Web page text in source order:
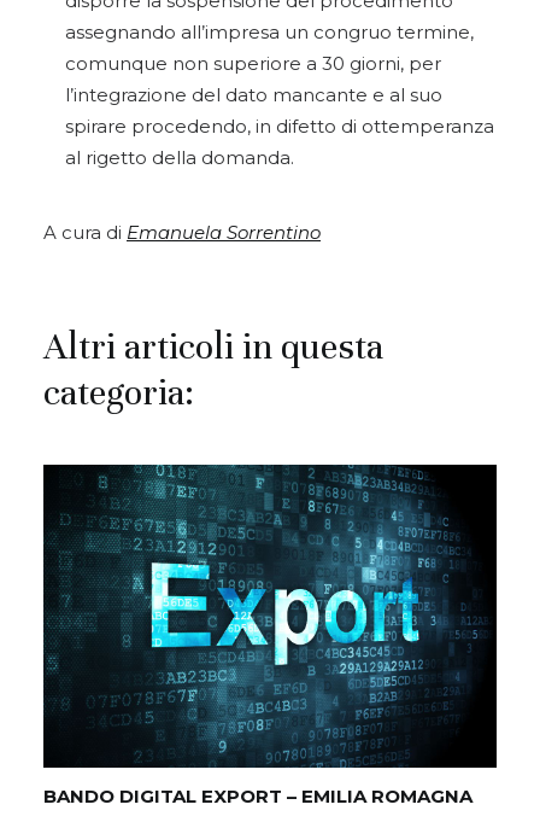
assegnando all’impresa un congruo termine,
comunque non superiore a 30 giorni, per
l’integrazione del dato mancante e al suo
spirare procedendo, in difetto di ottemperanza
al rigetto della domanda.
A cura di Emanuela Sorrentino
Altri articoli in questa
categoria:
BANDO DIGITAL EXPORT – EMILIA ROMAGNA